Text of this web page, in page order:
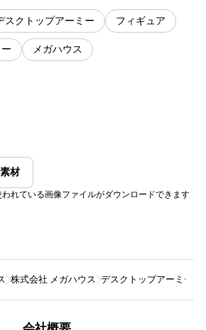
スクトップアーミー フィギュア
メガハウス
材
れている画像ファイルがダウンロードできます
株式会社 メガハウス デスクトップアーミー